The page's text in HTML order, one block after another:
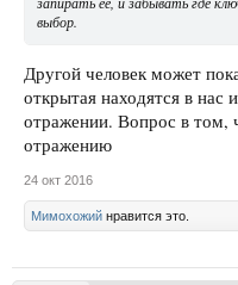
выбор.
Другой человек может
открытая находятся в
отражении. Вопрос в том,
отражению
24 окт 2016
Мимохожий нравится это.